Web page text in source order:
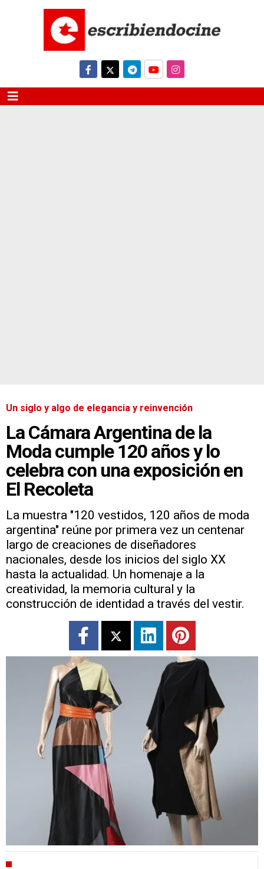
Un siglo y algo de elegancia y reinvención
La Cámara Argentina de la
Moda cumple 120 años y lo
celebra con una exposición en
El Recoleta
La muestra "120 vestidos, 120 años de moda
argentina" reúne por primera vez un centenar
largo de creaciones de diseñadores
nacionales, desde los inicios del siglo XX
hasta la actualidad. Un homenaje a la
creatividad, la memoria cultural y la
construcción de identidad a través del vestir.